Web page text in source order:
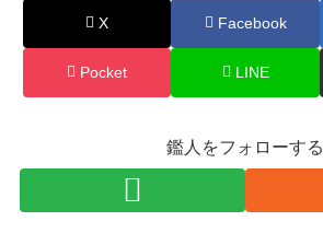
X Facebook
Pocket LINE
鑑人をフォローする